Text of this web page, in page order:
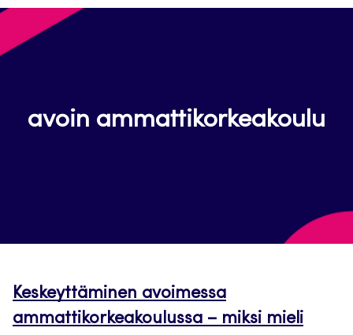
avoin ammattikorkeakoulu
Keskeyttäminen avoimessa
ammattikorkeakoulussa – miksi mieli